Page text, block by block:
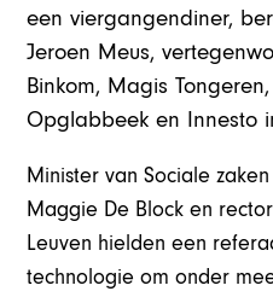
een viergangendiner,
Jeroen Meus,
Binkom, Magis
Opglabbeek en Innesto
Minister van Sociale
Maggie De Block en
Leuven hielden een
technologie om onder